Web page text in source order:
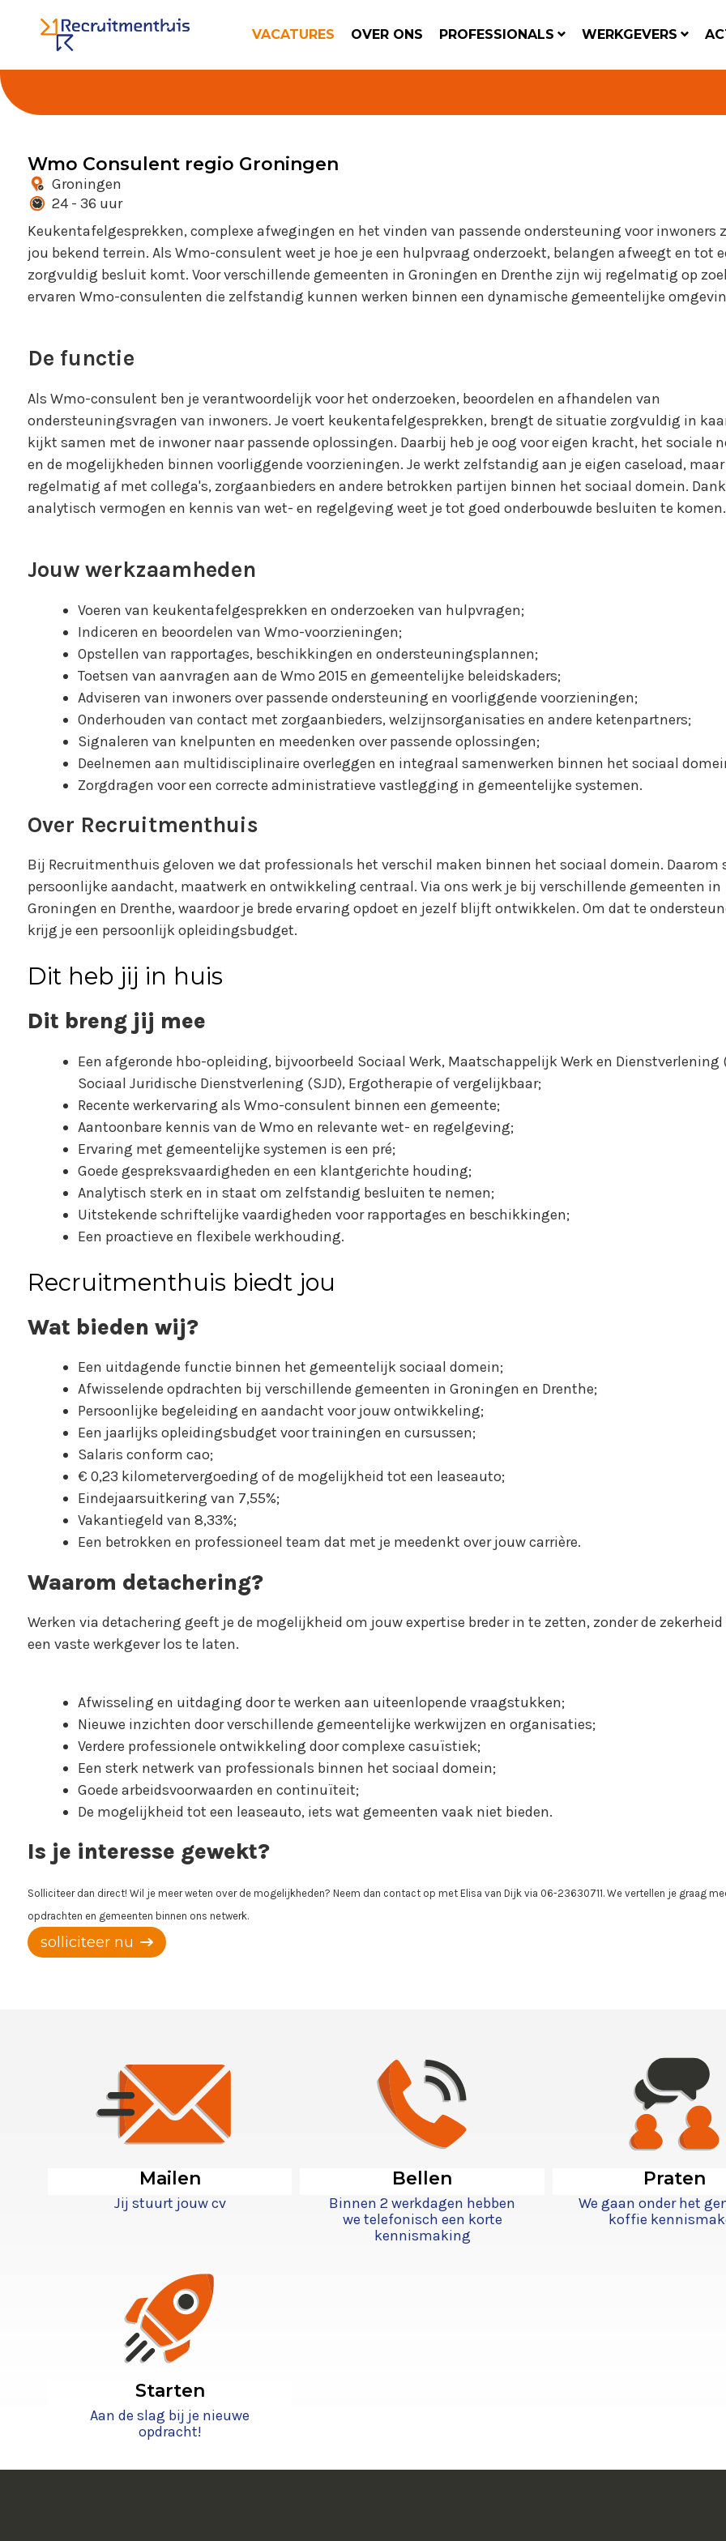
VACATURES OVER ONS PROFESSIONALS WERKGEVERS
Wmo Consulent regio Groningen
Groningen
24 - 36 uur
Keukentafelgesprekken, complexe afwegingen en het vinden van passende ondersteuning voor inwoners
jou bekend terrein. Als Wmo-consulent weet je hoe je een hulpvraag onderzoekt, belangen afweegt en tot
zorgvuldig besluit komt. Voor verschillende gemeenten in Groningen en Drenthe zijn wij regelmatig op
ervaren Wmo-consulenten die zelfstandig kunnen werken binnen een dynamische gemeentelijke
De functie
Als Wmo-consulent ben je verantwoordelijk voor het onderzoeken, beoordelen en afhandelen van
ondersteuningsvragen van inwoners. Je voert keukentafelgesprekken, brengt de situatie zorgvuldig in
kijkt samen met de inwoner naar passende oplossingen. Daarbij heb je oog voor eigen kracht, het sociale
en de mogelijkheden binnen voorliggende voorzieningen. Je werkt zelfstandig aan je eigen caseload,
regelmatig af met collega's, zorgaanbieders en andere betrokken partijen binnen het sociaal domein.
analytisch vermogen en kennis van wet- en regelgeving weet je tot goed onderbouwde besluiten te komen.
Jouw werkzaamheden
Voeren van keukentafelgesprekken en onderzoeken van hulpvragen;
Indiceren en beoordelen van Wmo-voorzieningen;
Opstellen van rapportages, beschikkingen en ondersteuningsplannen;
Toetsen van aanvragen aan de Wmo 2015 en gemeentelijke beleidskaders;
Adviseren van inwoners over passende ondersteuning en voorliggende voorzieningen;
Onderhouden van contact met zorgaanbieders, welzijnsorganisaties en andere ketenpartners;
Signaleren van knelpunten en meedenken over passende oplossingen;
Deelnemen aan multidisciplinaire overleggen en integraal samenwerken binnen het sociaal
Zorgdragen voor een correcte administratieve vastlegging in gemeentelijke systemen.
Over Recruitmenthuis
Bij Recruitmenthuis geloven we dat professionals het verschil maken binnen het sociaal domein. Daarom
persoonlijke aandacht, maatwerk en ontwikkeling centraal. Via ons werk je bij verschillende gemeenten in
Groningen en Drenthe, waardoor je brede ervaring opdoet en jezelf blijft ontwikkelen. Om dat te
krijg je een persoonlijk opleidingsbudget.
Dit heb jij in huis
Dit breng jij mee
Een afgeronde hbo-opleiding, bijvoorbeeld Sociaal Werk, Maatschappelijk Werk en Dienstverlening
Sociaal Juridische Dienstverlening (SJD), Ergotherapie of vergelijkbaar;
Recente werkervaring als Wmo-consulent binnen een gemeente;
Aantoonbare kennis van de Wmo en relevante wet- en regelgeving;
Ervaring met gemeentelijke systemen is een pré;
Goede gespreksvaardigheden en een klantgerichte houding;
Analytisch sterk en in staat om zelfstandig besluiten te nemen;
Uitstekende schriftelijke vaardigheden voor rapportages en beschikkingen;
Een proactieve en flexibele werkhouding.
Recruitmenthuis biedt jou
Wat bieden wij?
Een uitdagende functie binnen het gemeentelijk sociaal domein;
Afwisselende opdrachten bij verschillende gemeenten in Groningen en Drenthe;
Persoonlijke begeleiding en aandacht voor jouw ontwikkeling;
Een jaarlijks opleidingsbudget voor trainingen en cursussen;
Salaris conform cao;
€ 0,23 kilometervergoeding of de mogelijkheid tot een leaseauto;
Eindejaarsuitkering van 7,55%;
Vakantiegeld van 8,33%;
Een betrokken en professioneel team dat met je meedenkt over jouw carrière.
Waarom detachering?
Werken via detachering geeft je de mogelijkheid om jouw expertise breder in te zetten, zonder de zekerheid
een vaste werkgever los te laten.
Afwisseling en uitdaging door te werken aan uiteenlopende vraagstukken;
Nieuwe inzichten door verschillende gemeentelijke werkwijzen en organisaties;
Verdere professionele ontwikkeling door complexe casuïstiek;
Een sterk netwerk van professionals binnen het sociaal domein;
Goede arbeidsvoorwaarden en continuïteit;
De mogelijkheid tot een leaseauto, iets wat gemeenten vaak niet bieden.
Is je interesse gewekt?
Solliciteer dan direct! Wil je meer weten over de mogelijkheden? Neem dan contact op met Elisa van Dijk via 06-23630711. We vertellen je graag
opdrachten en gemeenten binnen ons netwerk.
solliciteer nu
Mailen
Jij stuurt jouw cv
Bellen
Binnen 2 werkdagen hebben
we telefonisch een korte
kennismaking
Praten
We gaan onder het
koffie
Starten
Aan de slag bij je nieuwe
opdracht!